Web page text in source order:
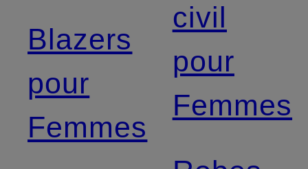
Blazers
pour
Femmes
civil
pour
Femmes